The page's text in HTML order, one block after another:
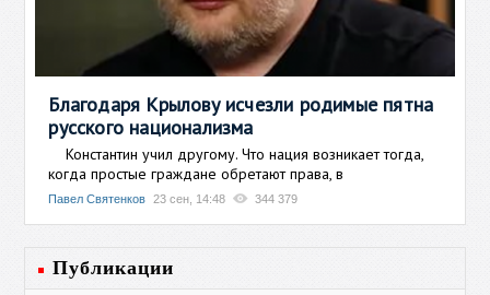
Благодаря Крылову исчезли родимые пятна
русского национализма
Константин учил другому. Что нация возникает тогда,
когда простые граждане обретают права, в
Павел Святенков 23 сен, 14:48 344 379
Публикации